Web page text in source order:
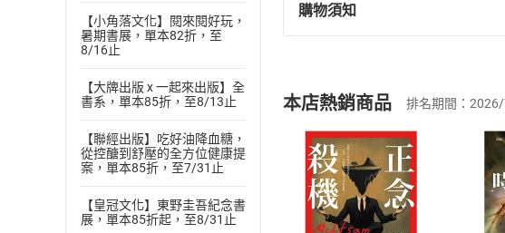
【小角落文化】閱來閱好玩，
暑期書展，單本82折，至
8/16止
【大牌出版 x 一起來出版】全
書系，單本85折，至8/13止
【聯經出版】吃好油降血糖，
從控醣到舒壓的全方位健康提
案，單本85折，至7/31止
【皇冠文化】東野圭吾紀念書
展，單本85折起，至8/31止
退換貨規定：
(一)依消費者保護法第19條
(二)消費者訂購本店鋪之
且已下載/存取電子書，不得
退貨方式：您欲取消訂單或
貨」，本店鋪將依您的申請
請注意，樂天市場須以整筆
購物須知
挑選商品
Choose
購書後，如何開始使
本店熱銷商品 排名期間：